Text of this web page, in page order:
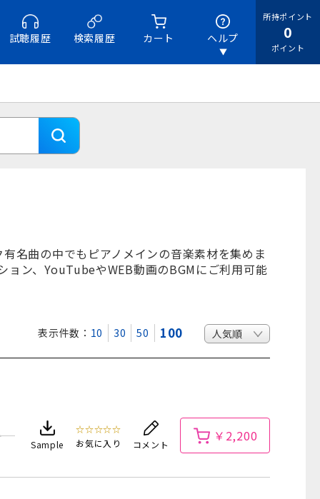
所持ポイント
0
ポイント
試聴履歴 検索履歴 カート ヘルプ
名曲の中でもピアノメインの音楽素材を集めま
ョン、YouTubeやWEB動画のBGMにご利用可能
表示件数： 10 30 50 100
Sample
☆☆☆☆☆
お気に入り
コメント
￥2,200